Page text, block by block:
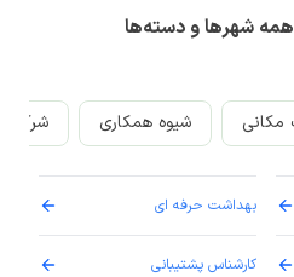
شهرها و دسته‌ها
مکانی شیوه همکاری
بهداشت حرفه ای
کارشناس پشتیبانی